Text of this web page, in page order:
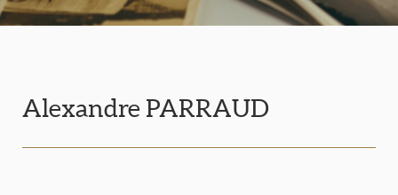
Alexandre PARRAUD